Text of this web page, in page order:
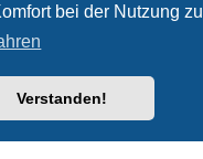
bei der Nutzung zu
Verstanden!